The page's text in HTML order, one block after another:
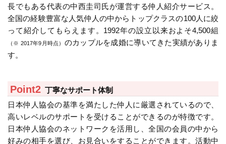
長でもある代表の中西圭司氏が運営する仲人紹介サービス。
全国の経験豊富な人気仲人の中からトップクラスの100人に絞
って紹介してもらえます。1992年の設立以来およそ4,500組
（※ 2017年9月時点） のカップルを成婚に導いてきた実績がありま
す。
丁寧なサポート体制
日本仲人協会の基準を満たした仲人に厳選されているので、
高いレベルのサポートを受けることができるのが特徴です。
日本仲人協会のネットワークを活用し、全国の会員の中から
好みの相手を選び、お見合いをすることができます。活動中